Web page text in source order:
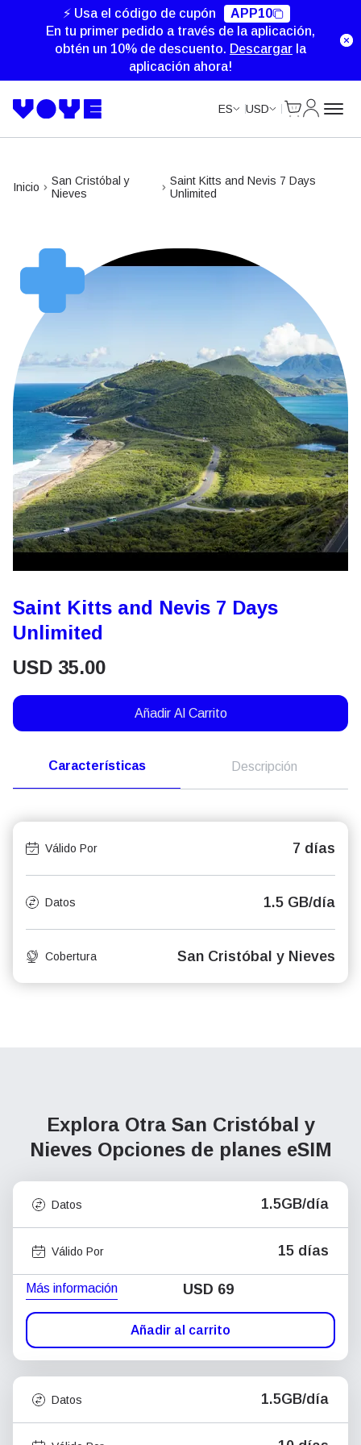
⚡ Usa el código de cupón
APP10
En tu primer pedido a través de la aplicación,
obtén un 10% de descuento. Descargar la
aplicación ahora!
ES USD
Inicio
San Cristóbal y
Nieves
Saint Kitts and Nevis 7 Days
Unlimited
Saint Kitts and Nevis 7 Days
Unlimited
USD 35.00
Añadir Al Carrito
Características Descripción
Válido Por 7 días
Datos 1.5 GB/día
Cobertura San Cristóbal y Nieves
Explora Otra San Cristóbal y
Nieves Opciones de planes eSIM
Unlimited Data
Datos 1.5GB/día
Válido Por 15 días
Más información USD 69
Añadir al carrito
Unlimited Data
Datos 1.5GB/día
Unlimited Data